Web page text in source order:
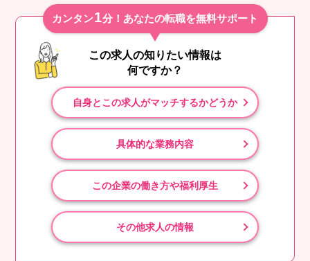
カンタン1分！あなたの転職を無料サポート
この求人の知りたい情報は
何ですか？
自身とこの求人がマッチするかどうか
具体的な業務内容
この企業の働き方や福利厚生
その他求人の情報